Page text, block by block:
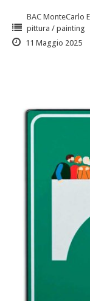
BAC MonteCarlo
pittura / painting
11 Maggio 2025